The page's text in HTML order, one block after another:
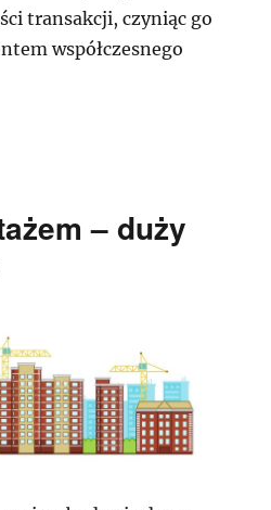
transakcji, czyniąc go
współczesnego
– duży